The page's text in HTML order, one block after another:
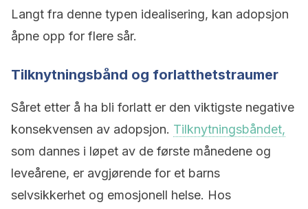
Langt fra denne typen idealisering, kan adopsjon
åpne opp for flere sår.
Tilknytningsbånd og forlatthetstraumer
Såret etter å ha bli forlatt er den viktigste negative
konsekvensen av adopsjon. Tilknytningsbåndet,
som dannes i løpet av de første månedene og
leveårene, er avgjørende for et barns
selvsikkerhet og emosjonell helse. Hos